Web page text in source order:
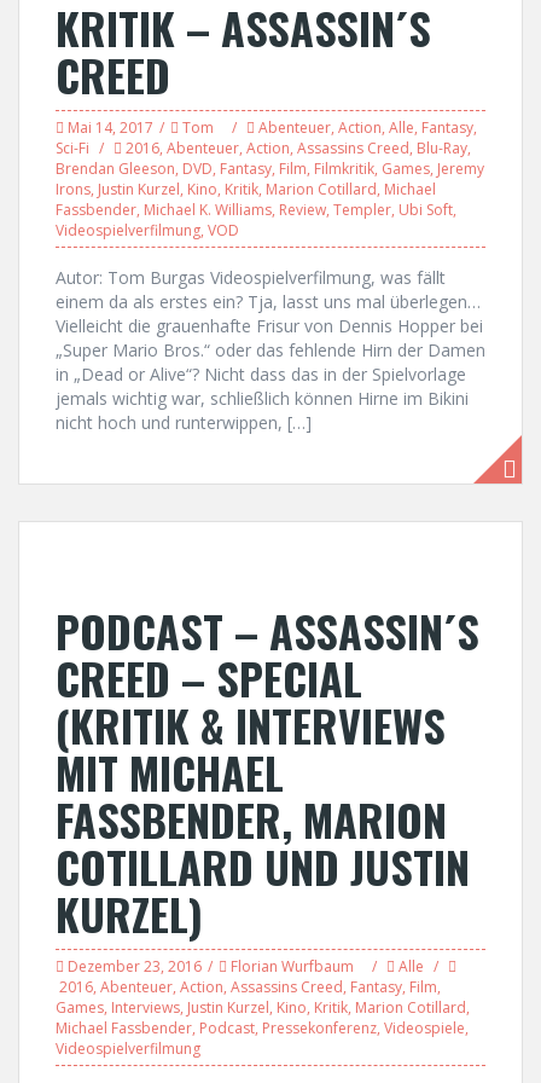
KRITIK – ASSASSIN´S
CREED
Mai 14, 2017 Tom Abenteuer, Action, Alle, Fantasy,
Sci-Fi
2016, Abenteuer, Action, Assassins Creed, Blu-Ray,
Brendan Gleeson, DVD, Fantasy, Film, Filmkritik, Games, Jeremy
Irons, Justin Kurzel, Kino, Kritik, Marion Cotillard, Michael
Fassbender, Michael K. Williams, Review, Templer, Ubi Soft,
Videospielverfilmung, VOD
Autor: Tom Burgas Videospielverfilmung, was fällt
einem da als erstes ein? Tja, lasst uns mal überlegen…
Vielleicht die grauenhafte Frisur von Dennis Hopper bei
„Super Mario Bros.“ oder das fehlende Hirn der Damen
in „Dead or Alive“? Nicht dass das in der Spielvorlage
jemals wichtig war, schließlich können Hirne im Bikini
nicht hoch und runterwippen, […]
PODCAST – ASSASSIN´S
CREED – SPECIAL
(KRITIK & INTERVIEWS
MIT MICHAEL
FASSBENDER, MARION
COTILLARD UND JUSTIN
KURZEL)
Dezember 23, 2016 Florian Wurfbaum
Alle
2016, Abenteuer, Action, Assassins Creed, Fantasy, Film,
Games, Interviews, Justin Kurzel, Kino, Kritik, Marion Cotillard,
Michael Fassbender, Podcast, Pressekonferenz, Videospiele,
Videospielverfilmung